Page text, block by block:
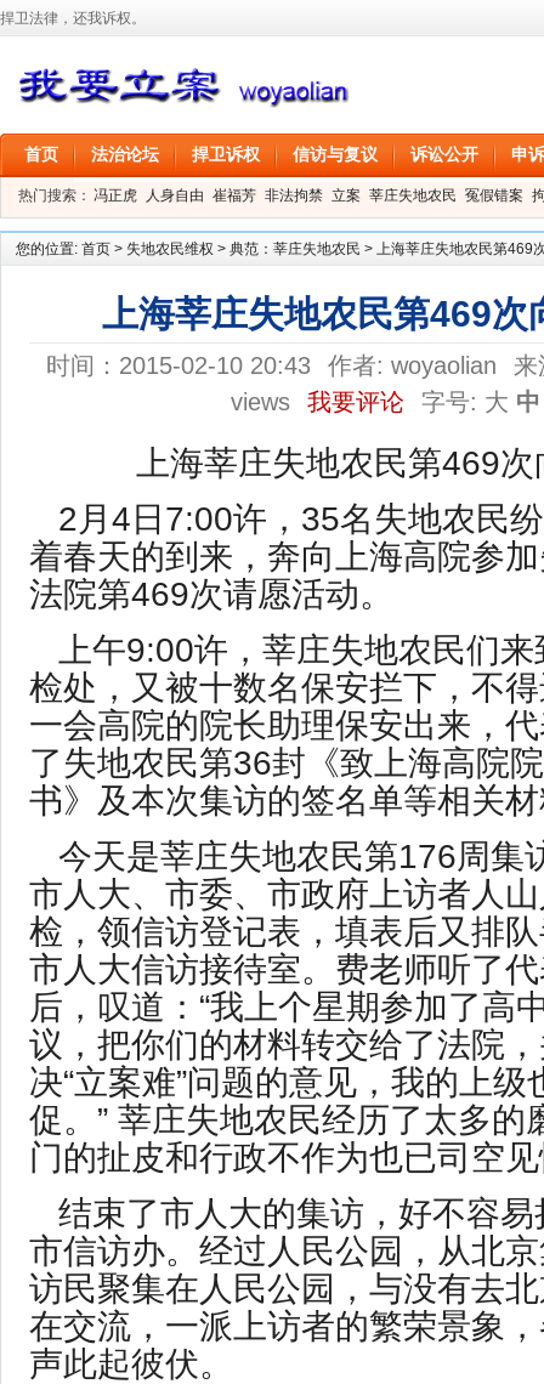
捍卫法律，还我诉权。
首页 法治论坛 捍卫诉权 信访与复议 诉讼公开 申
热门搜索： 冯正虎 人身自由 崔福芳 非法拘禁 立案 莘庄失地农民 冤假错案
叶剑 刑事拘留 信息公开 叶桂香
您的位置: 首页 > 失地农民维权 > 典范：莘庄失地农民 > 上海莘庄失地农民第469
上海莘庄失地农民第469次
时间：2015-02-10 20:43 作者: woyaolian
views
我要评论 字号: 大 中
上海莘庄失地农民第469
2月4日7:00许，35名失地农民
着春天的到来，奔向上海高院参
法院第469次请愿活动。
上午9:00许，莘庄失地农民们
检处，又被十数名保安拦下，不
一会高院的院长助理保安出来，
了失地农民第36封《致上海高院
书》及本次集访的签名单等相关
今天是莘庄失地农民第176周集
市人大、市委、市政府上访者人
检，领信访登记表，填表后又排
市人大信访接待室。费老师听了
后，叹道：“我上个星期参加了高
议，把你们的材料转交给了法院
决“立案难”问题的意见，我的上
促。” 莘庄失地农民经历了太多的
门的扯皮和行政不作为也已司空
结束了市人大的集访，好不容
市信访办。经过人民公园，从北
访民聚集在人民公园，与没有去
在交流，一派上访者的繁荣景象
声此起彼伏。